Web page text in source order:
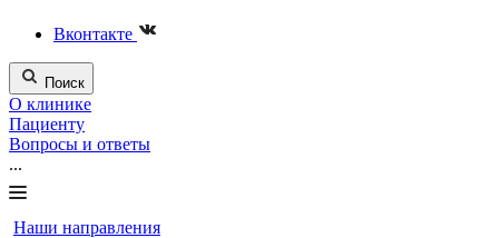
Вконтакте
Поиск
О клинике
Пациенту
Вопросы и ответы
...
Наши направления